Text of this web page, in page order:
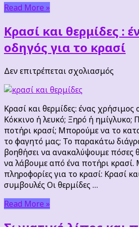
Read More »
Κρασί και θερμίδες :
οδηγός για το κρασί
Δεν επιτρέπεται σχολιασμός
:
ένας
οδηγός
για
το
κρασί
Κρασί και θερμίδες: ένας χρήσιμος
Κόκκινο ή λευκό; Ξηρό ή ημίγλυκο;
ποτήρι κρασί; Μπορούμε να το
το φαγητό μας; Το παρακάτω
βοηθήσει να ανακαλύψουμε πόσες
να λάβουμε από ένα ποτήρι κρασί.
πληροφορίες για το κρασί: Κρασί
συμβουλές Οι θερμίδες …
Read More »